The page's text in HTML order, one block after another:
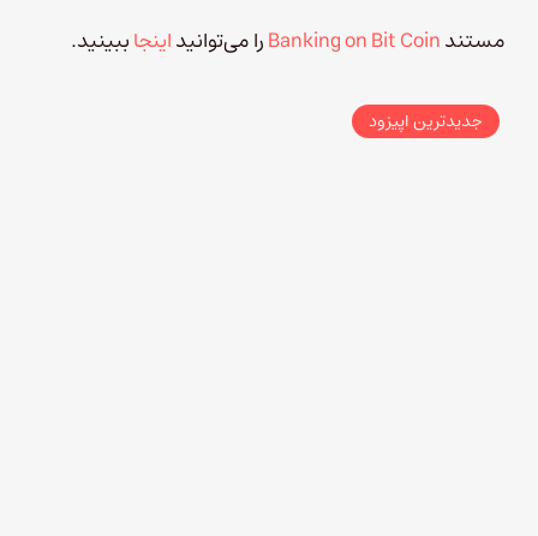
مستند
را می‌توانیداینجاببینید.
جدیدترین اپیزود